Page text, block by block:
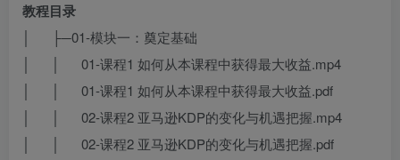
教程目录
│ ├─01-模块一：奠定基础
│ │ 01-课程1 如何从本课程中获得最大收益.mp4
│ │ 01-课程1 如何从本课程中获得最大收益.pdf
│ │ 02-课程2 亚马逊KDP的变化与机遇把握.mp4
│ │ 02-课程2 亚马逊KDP的变化与机遇把握.pdf